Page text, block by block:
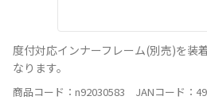
度付対応インナーフレーム(別売)を装
なります。
商品コード：n92030583 JANコード：